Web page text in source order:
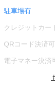
駐車場有
クレジットカー
QRコード決済可
電子マネー決済